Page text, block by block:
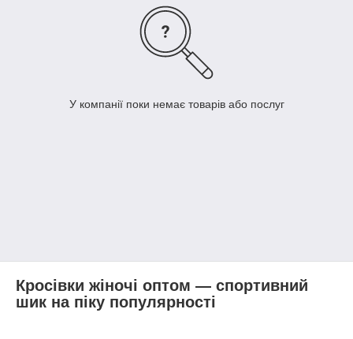
У компанії поки немає товарів або послуг
Кросівки жіночі оптом — спортивний
шик на піку популярності